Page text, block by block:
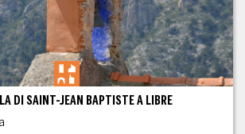
DI SAINT-JEAN BAPTISTE A LIBRE